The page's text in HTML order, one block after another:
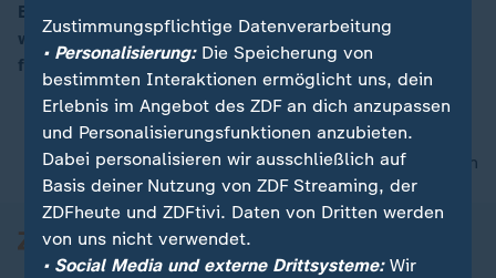
Beeinträchtigungen vorerst gesperrt. Die Mängel
wurden bei einer Begehung durch Behörden
festgestellt.
nach oben
Zustimmungspflichtige Datenverarbeitung
• Personalisierung:Die Speicherung von
bestimmten Interaktionen ermöglicht uns, dein
Erlebnis im Angebot des ZDF an dich anzupassen
und Personalisierungsfunktionen anzubieten.
Dabei personalisieren wir ausschließlich auf
Basis deiner Nutzung von ZDF Streaming, der
ZDFheute und ZDFtivi. Daten von Dritten werden
von uns nicht verwendet.
• Social Media und externe Drittsysteme:Wir